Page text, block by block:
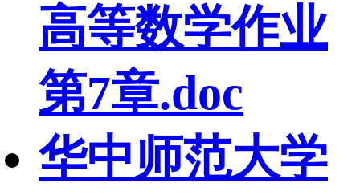
高等数学作业
第7章.doc
华中师范大学